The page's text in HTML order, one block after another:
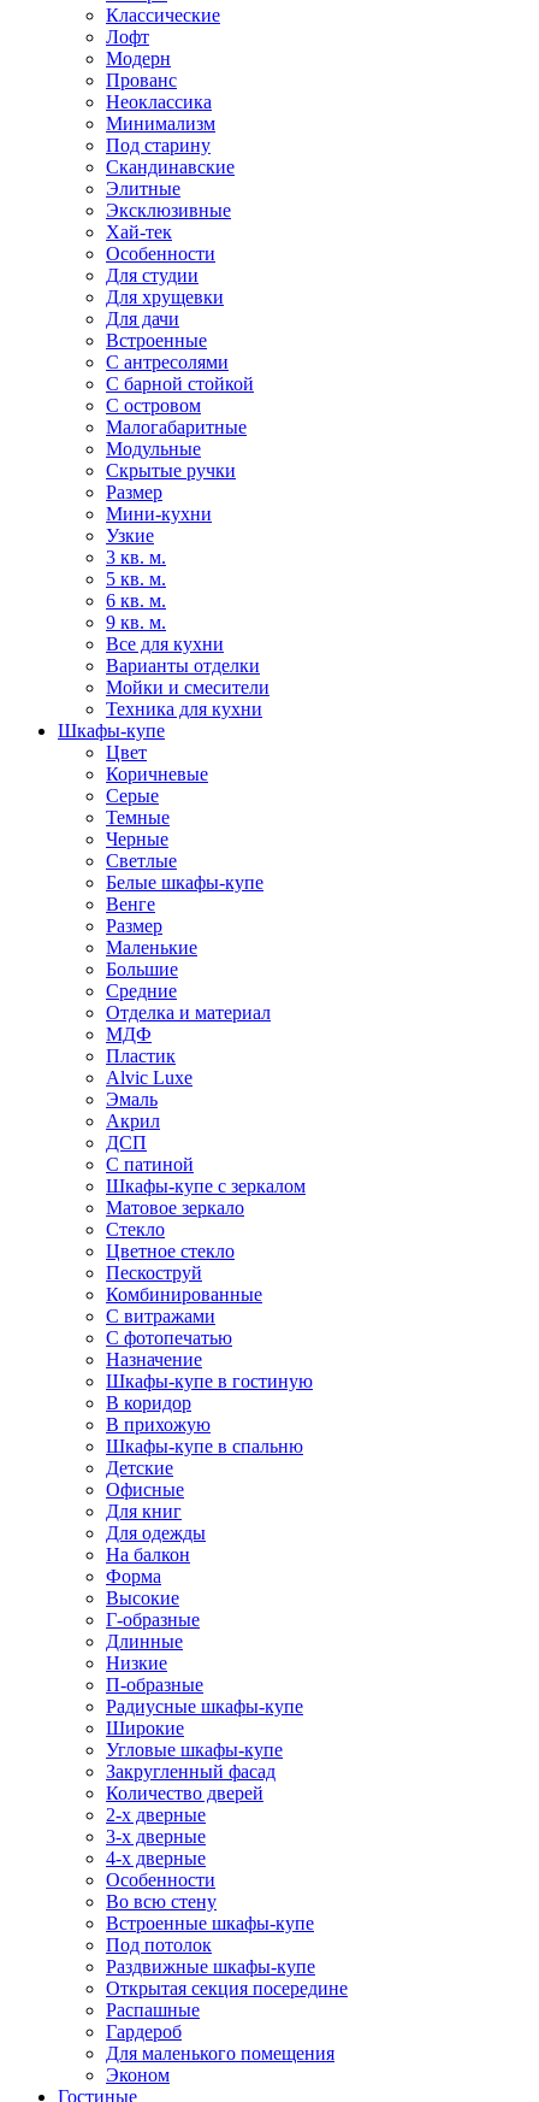
Классические
Лофт
Модерн
Прованс
Неоклассика
Минимализм
Под старину
Скандинавские
Элитные
Эксклюзивные
Хай-тек
Особенности
Для студии
Для хрущевки
Для дачи
Встроенные
С антресолями
С барной стойкой
С островом
Малогабаритные
Модульные
Скрытые ручки
Размер
Мини-кухни
Узкие
3 кв. м.
5 кв. м.
6 кв. м.
9 кв. м.
Все для кухни
Варианты отделки
Мойки и смесители
Техника для кухни
Шкафы-купе
Цвет
Коричневые
Серые
Темные
Черные
Светлые
Белые шкафы-купе
Венге
Размер
Маленькие
Большие
Средние
Отделка и материал
МДФ
Пластик
Alvic Luxe
Эмаль
Акрил
ДСП
С патиной
Шкафы-купе с зеркалом
Матовое зеркало
Стекло
Цветное стекло
Пескоструй
Комбинированные
С витражами
С фотопечатью
Назначение
Шкафы-купе в гостиную
В коридор
В прихожую
Шкафы-купе в спальню
Детские
Офисные
Для книг
Для одежды
На балкон
Форма
Высокие
Г-образные
Длинные
Низкие
П-образные
Радиусные шкафы-купе
Широкие
Угловые шкафы-купе
Закругленный фасад
Количество дверей
2-х дверные
3-х дверные
4-х дверные
Особенности
Во всю стену
Встроенные шкафы-купе
Под потолок
Раздвижные шкафы-купе
Открытая секция посередине
Распашные
Гардероб
Для маленького помещения
Эконом
Гостиные